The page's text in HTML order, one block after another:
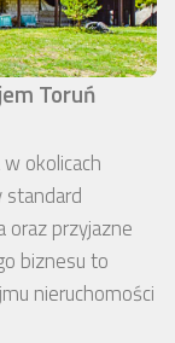
Toruń
okolicach
standard
oraz przyjazne
biznesu to
nieruchomości